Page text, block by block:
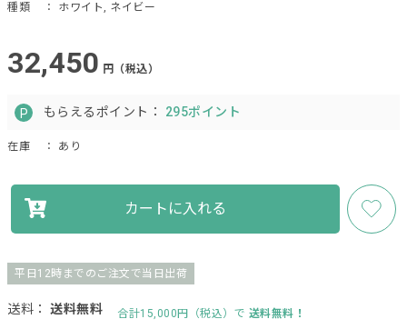
種類 ： ホワイト, ネイビー
32,450 円（税込）
もらえるポイント： 295ポイント
在庫 ： あり
カートに入れる
平日12時までのご注文で当日出荷
送料： 送料無料 合計15,000円（税込）で 送料無料！